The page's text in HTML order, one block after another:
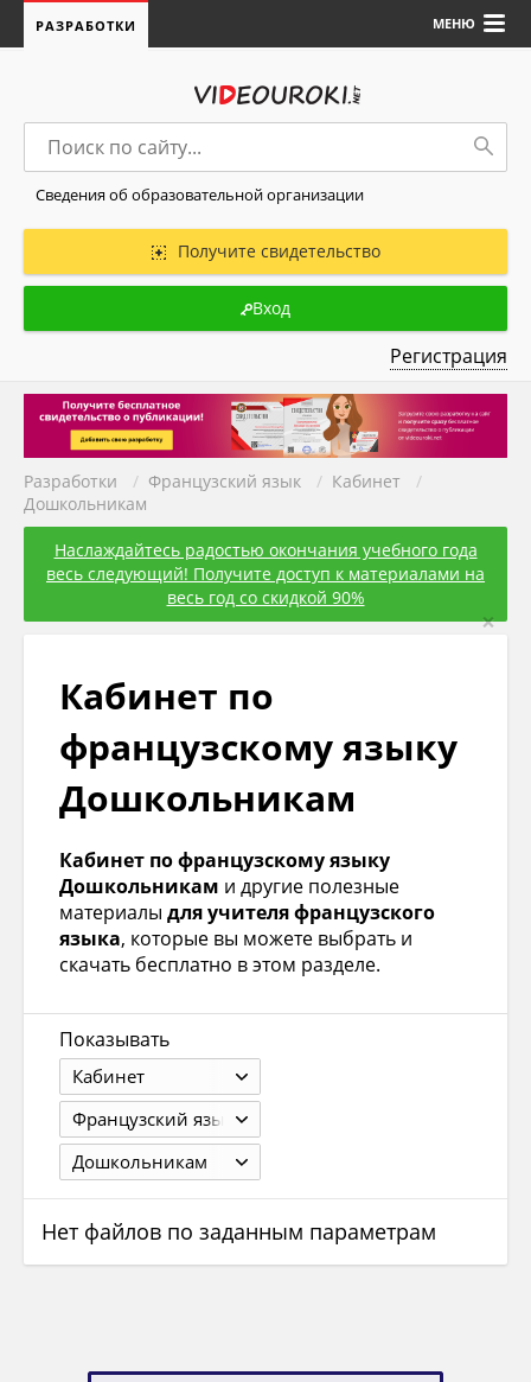
МЕНЮ
РАЗРАБОТКИ
Сведения об образовательной организации
Получите свидетельство
Вход
Регистрация
Разработки / Французский язык / Кабинет
/
Дошкольникам
Наслаждайтесь радостью окончания учебного года
весь следующий! Получите доступ к материалами на
весь год со скидкой 90%
×
Кабинет по
французскому языку
Дошкольникам
Кабинет по французскому языку
Дошкольникам и другие полезные
материалы для учителя французского
языка, которые вы можете выбрать и
скачать бесплатно в этом разделе.
Показывать
Кабинет
Французский язык
Дошкольникам
Нет файлов по заданным параметрам